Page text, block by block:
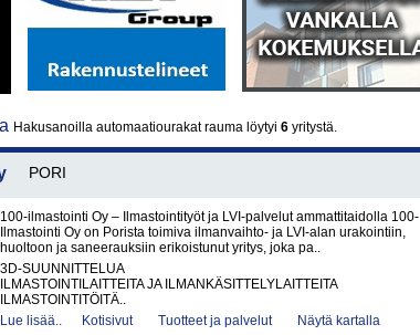
Hakusanoilla automaatiourakat rauma löytyi 6 yritystä.
PORI
100-ilmastointi Oy – Ilmastointityöt ja LVI-palvelut ammattitaidolla 100-
Ilmastointi Oy on Porista toimiva ilmanvaihto- ja LVI-alan urakointiin,
huoltoon ja saneerauksiin erikoistunut yritys, joka pa..
3D-SUUNNITTELUA
ILMASTOINTILAITTEITA JA ILMANKÄSITTELYLAITTEITA
ILMASTOINTITÖITÄ..
Lue lisää..
Kotisivut Tuotteet ja palvelut Näytä kartalla